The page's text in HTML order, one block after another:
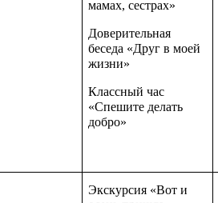
мамах, сестрах»
Доверительная
беседа «Друг в моей
жизни»
Классный час
«Спешите делать
добро»
Экскурсия «Вот и